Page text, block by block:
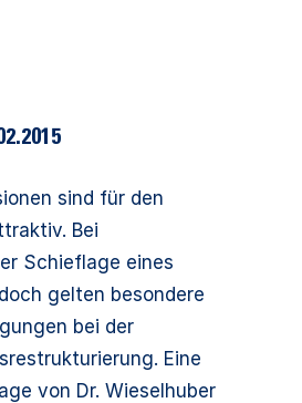
sind für den
Bei
Schieflage eines
gelten besondere
bei der
Eine
von Dr. Wieselhuber